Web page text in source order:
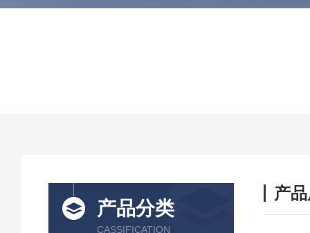
产品分类
CASSIFICATION
产